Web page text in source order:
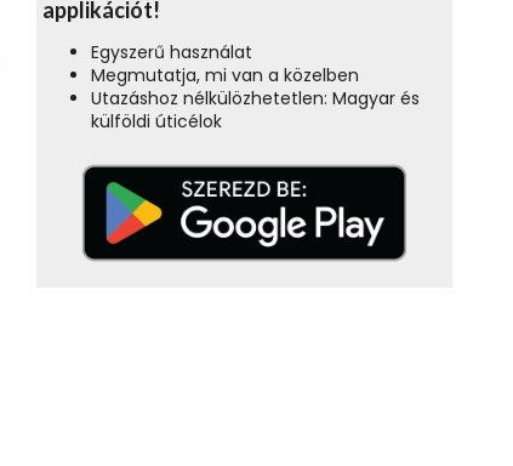
applikációt!
Egyszerű használat
Megmutatja, mi van a közelben
Utazáshoz nélkülözhetetlen: Magyar és
külföldi úticélok